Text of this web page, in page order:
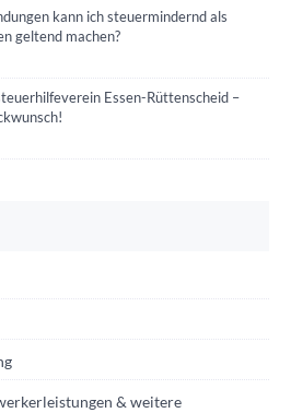
kann ich steuermindernd als
geltend machen?
Essen-Rüttenscheid –
& weitere